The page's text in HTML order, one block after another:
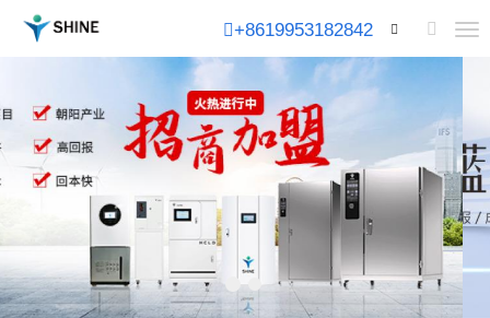
+8619953182842